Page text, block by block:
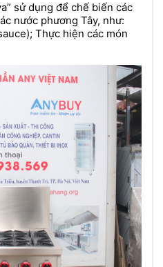
sử dụng để chế biến các
nước phương Tây, như:
Thực hiện các món